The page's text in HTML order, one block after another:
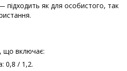
підходить як для особистого, так
що включає:
0,8 / 1,2.